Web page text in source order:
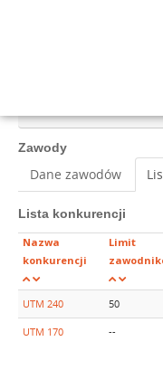
Zawody
Dane zawodów
Lista konkurencji
Nazwa
konkurencji
Limit
UTM 240 50
UTM 170 --